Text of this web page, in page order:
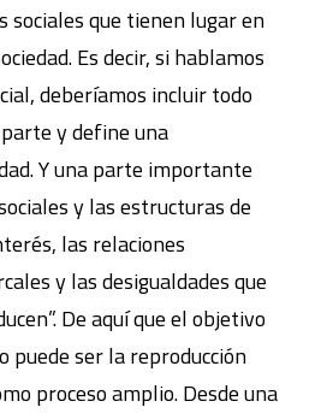
sociales que tienen lugar en
Es decir, si hablamos
deberíamos incluir todo
y define una
Y una parte importante
y las estructuras de
las relaciones
y las desigualdades que
De aquí que el objetivo
puede ser la reproducción
proceso amplio. Desde una